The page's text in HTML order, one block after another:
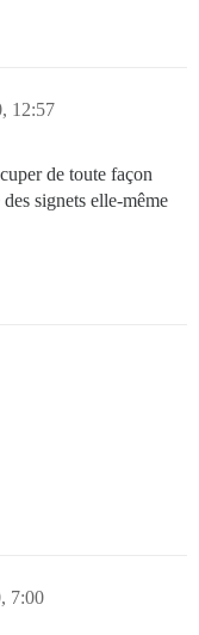
12:57
de toute façon
signets elle-même
7:00